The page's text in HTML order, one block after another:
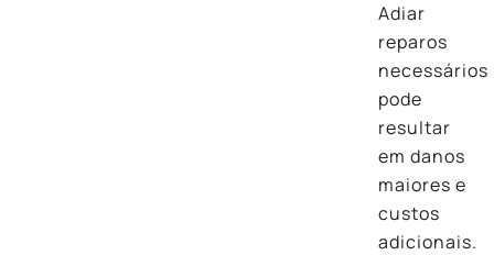
Adiar
reparos
necessários
pode
resultar
em danos
maiores e
custos
adicionais.